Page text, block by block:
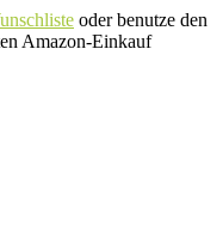
oder benutze den
Amazon-Einkauf